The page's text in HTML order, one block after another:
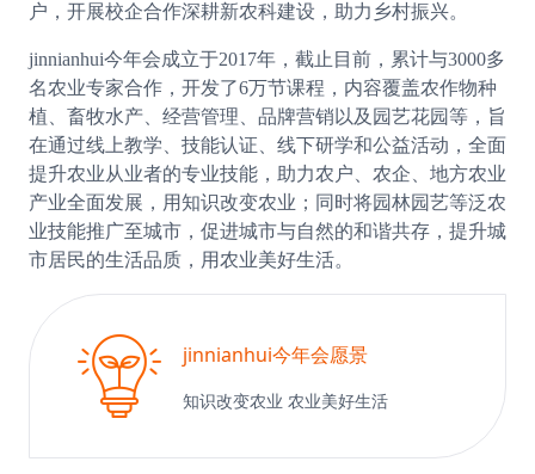
户，开展校企合作深耕新农科建设，助力乡村振兴。
jinnianhui今年会成立于2017年，截止目前，累计与3000多
名农业专家合作，开发了6万节课程，内容覆盖农作物种
植、畜牧水产、经营管理、品牌营销以及园艺花园等，旨
在通过线上教学、技能认证、线下研学和公益活动，全面
提升农业从业者的专业技能，助力农户、农企、地方农业
产业全面发展，用知识改变农业；同时将园林园艺等泛农
业技能推广至城市，促进城市与自然的和谐共存，提升城
市居民的生活品质，用农业美好生活。
jinnianhui今年会愿景
知识改变农业 农业美好生活